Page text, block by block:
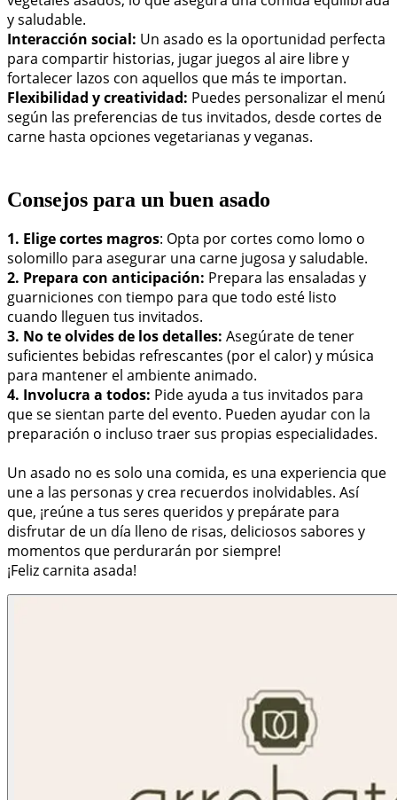
y saludable.
Interacción social: Un asado es la oportunidad perfecta
para compartir historias, jugar juegos al aire libre y
fortalecer lazos con aquellos que más te importan.
Flexibilidad y creatividad: Puedes personalizar el menú
según las preferencias de tus invitados, desde cortes de
carne hasta opciones vegetarianas y veganas.
Consejos para un buen asado
1. Elige cortes magros: Opta por cortes como lomo o
solomillo para asegurar una carne jugosa y saludable.
2. Prepara con anticipación: Prepara las ensaladas y
guarniciones con tiempo para que todo esté listo
cuando lleguen tus invitados.
3. No te olvides de los detalles: Asegúrate de tener
suficientes bebidas refrescantes (por el calor) y música
para mantener el ambiente animado.
4. Involucra a todos: Pide ayuda a tus invitados para
que se sientan parte del evento. Pueden ayudar con la
preparación o incluso traer sus propias especialidades.
Un asado no es solo una comida, es una experiencia que
une a las personas y crea recuerdos inolvidables. Así
que, ¡reúne a tus seres queridos y prepárate para
disfrutar de un día lleno de risas, deliciosos sabores y
momentos que perdurarán por siempre!
¡Feliz carnita asada!